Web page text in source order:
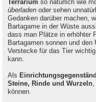
Terrarium so natürlich wie
überladen oder sehen
Gedanken darüber machen,
Bartagame in der Wüste
dass man Plätze in erhöhter
Bartagamen sonnen und
Verstecke für das Tier
kann.
Als
Steine, Rinde und Wurzeln,
können.